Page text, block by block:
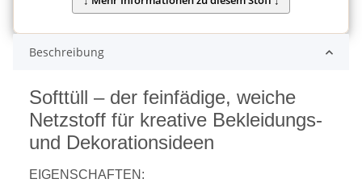
Beschreibung
Softtüll – der feinfädige, weiche
Netzstoff für kreative Bekleidungs-
und Dekorationsideen
EIGENSCHAFTEN: